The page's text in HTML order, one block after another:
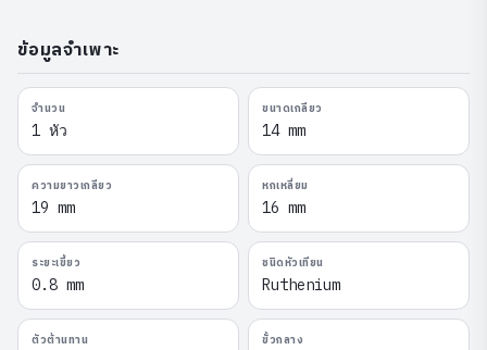
ข้อมูลจำเพาะ
จำนวน
1 หัว
ขนาดเกลียว
14 mm
ความยาวเกลียว
19 mm
หกเหลี่ยม
16 mm
ระยะเขี้ยว
0.8 mm
ชนิดหัวเทียน
Ruthenium
ตัวต้านทาน ขั้วกลาง